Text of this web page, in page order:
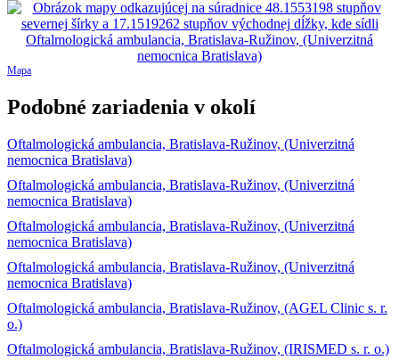
Mapa
Podobné zariadenia v okolí
Oftalmologická ambulancia, Bratislava-Ružinov, (Univerzitná
nemocnica Bratislava)
Oftalmologická ambulancia, Bratislava-Ružinov, (Univerzitná
nemocnica Bratislava)
Oftalmologická ambulancia, Bratislava-Ružinov, (Univerzitná
nemocnica Bratislava)
Oftalmologická ambulancia, Bratislava-Ružinov, (Univerzitná
nemocnica Bratislava)
Oftalmologická ambulancia, Bratislava-Ružinov, (AGEL Clinic s. r.
o.)
Oftalmologická ambulancia, Bratislava-Ružinov, (IRISMED s. r. o.)